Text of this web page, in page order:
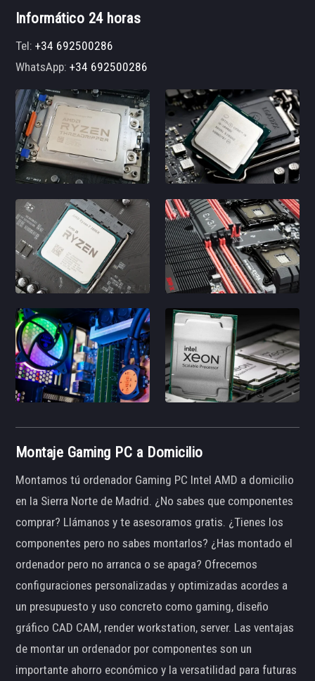
Informático 24 horas
Tel:+34 692500286
WhatsApp:+34 692500286
Montaje Gaming PC a Domicilio
Montamos tú ordenador Gaming PC Intel AMD a domicilio
en la Sierra Norte de Madrid. ¿No sabes que componentes
comprar? Llámanos y te asesoramos gratis. ¿Tienes los
componentes pero no sabes montarlos? ¿Has montado el
ordenador pero no arranca o se apaga? Ofrecemos
configuraciones personalizadas y optimizadas acordes a
un presupuesto y uso concreto como gaming, diseño
gráfico CAD CAM, render workstation, server. Las ventajas
de montar un ordenador por componentes son un
importante ahorro económico y la versatilidad para futuras